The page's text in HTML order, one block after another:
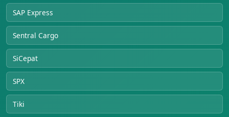
SAP Express
Sentral Cargo
SiCepat
SPX
Tiki